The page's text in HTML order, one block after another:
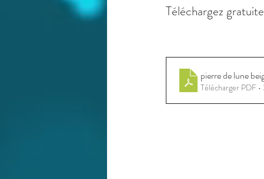
Téléchargez
pierre de lune
Télécharger PDF